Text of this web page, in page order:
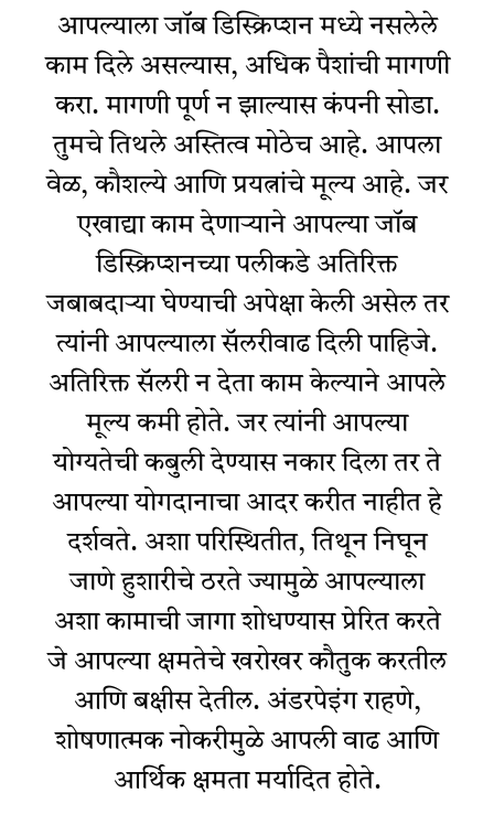
आपल्याला जॉब डिस्क्रिप्शन मध्ये नसलेले
काम दिले असल्यास, अधिक पैशांची मागणी
करा. मागणी पूर्ण न झाल्यास कंपनी सोडा.
तुमचे तिथले अस्तित्व मोठेच आहे. आपला
वेळ, कौशल्ये आणि प्रयत्नांचे मूल्य आहे. जर
एखाद्या काम देणाऱ्याने आपल्या जॉब
डिस्क्रिप्शनच्या पलीकडे अतिरिक्त
जबाबदाऱ्या घेण्याची अपेक्षा केली असेल तर
त्यांनी आपल्याला सॅलरीवाढ दिली पाहिजे.
अतिरिक्त सॅलरी न देता काम केल्याने आपले
मूल्य कमी होते. जर त्यांनी आपल्या
योग्यतेची कबुली देण्यास नकार दिला तर ते
आपल्या योगदानाचा आदर करीत नाहीत हे
दर्शवते. अशा परिस्थितीत, तिथून निघून
जाणे हुशारीचे ठरते ज्यामुळे आपल्याला
अशा कामाची जागा शोधण्यास प्रेरित करते
जे आपल्या क्षमतेचे खरोखर कौतुक करतील
आणि बक्षीस देतील. अंडरपेइंग राहणे,
शोषणात्मक नोकरीमुळे आपली वाढ आणि
आर्थिक क्षमता मर्यादित होते.